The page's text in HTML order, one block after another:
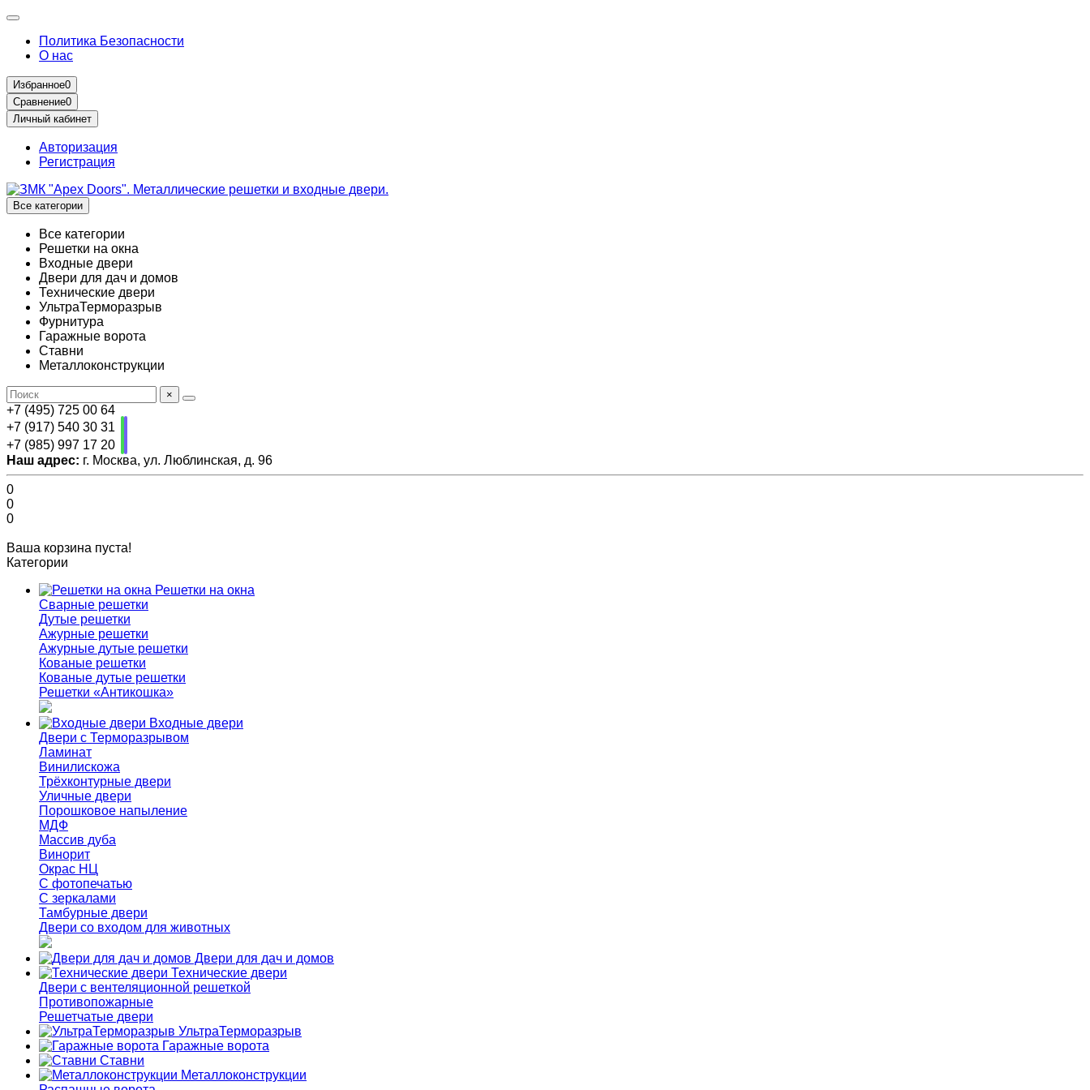
Политика Безопасности
О нас
Избранное0
Сравнение0
Личный кабинет
Авторизация
Регистрация
Все категории
Все категории
Решетки на окна
Входные двери
Двери для дач и домов
Технические двери
УльтраТерморазрыв
Фурнитура
Гаражные ворота
Ставни
Металлоконструкции
×
+7 (495) 725 00 64
+7 (917) 540 30 31
+7 (985) 997 17 20
Наш адрес: г. Москва, ул. Люблинская, д. 96
0
0
0
Ваша корзина пуста!
Категории
Решетки на окна
Сварные решетки
Дутые решетки
Ажурные решетки
Ажурные дутые решетки
Кованые решетки
Кованые дутые решетки
Решетки «Антикошка»
Входные двери
Двери с Терморазрывом
Ламинат
Винилискожа
Трёхконтурные двери
Уличные двери
Порошковое напыление
МДФ
Массив дуба
Винорит
Окрас НЦ
С фотопечатью
С зеркалами
Тамбурные двери
Двери со входом для животных
Двери для дач и домов
Технические двери
Двери с вентеляционной решеткой
Противопожарные
Решетчатые двери
УльтраТерморазрыв
Гаражные ворота
Ставни
Металлоконструкции